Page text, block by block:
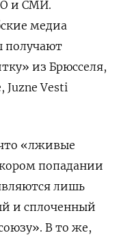
и СМИ.
медиа
получают
из Брюсселя,
Juzne Vesti
«лживые
попадании
лишь
и сплоченный
В то же,